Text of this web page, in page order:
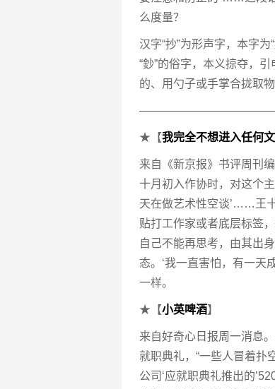
么度量？
汉字“抄”为形声字，本字
“鈔”的俗字，本义掠夺，
的、用勺子或手掌合拢取物
★【我完全不想进入任何
来自《新京报》书评周刊
十月初入作协时，对这个
天在做艺术性空谈’……王
贴打工作家或者底层标签
自己不能再思考，由其出
态。‘我一直害怕，有一天
一样。
★【小英啤酒】
来自好奇心日报周一消息
就职典礼，“一些人冒着
公司‘应就职典礼推出的